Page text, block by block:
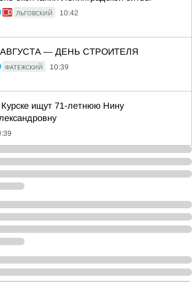
ЛЬГОВСКИЙ 10:42
АВГУСТА — ДЕНЬ СТРОИТЕЛЯ
ФАТЕЖСКИЙ 10:39
ищут 71-летнюю Нину